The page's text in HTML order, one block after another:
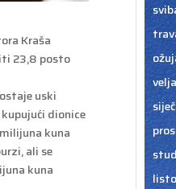
Kraša
23,8 posto
uski
dionice
kuna
ali se
kuna